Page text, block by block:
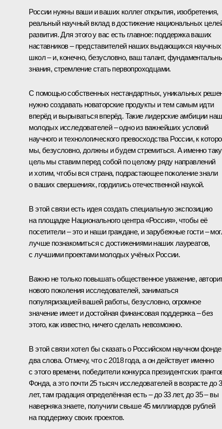
России нужны ваши и ваших коллег открытия, изобретения,
реальный научный вклад в достижение национальных
развития. Для этого у вас есть главное: поддержка ваших
наставников – представителей наших выдающихся научных
школ – и, конечно, безусловно, ваш талант,
знания, стремление стать первопроходцами.
С помощью собственных нестандартных, уникальных
нужно создавать новаторские продукты и тем самым идти
вперёд и вырываться вперёд. Такие лидерские амбиции
молодых исследователей – одно из важнейших условий
научного и технологического превосходства России, к
мы, безусловно, должны и будем стремиться. А именно
цель мы ставим перед собой по целому ряду направлений
и хотим, чтобы вся страна, подрастающее поколение знали
о ваших свершениях, гордились отечественной наукой.
В этой связи есть идея создать специальную экспозицию
на площадке Национального центра «Россия», чтобы её
посетители – это и наши граждане, и зарубежные гости –
лучше познакомиться с достижениями наших лауреатов,
с лучшими проектами молодых учёных России.
Важно не только повышать общественное уважение,
нового поколения исследователей, заниматься
популяризацией вашей работы, безусловно, огромное
значение имеет и достойная финансовая поддержка – без
этого, как известно, ничего сделать невозможно.
В этой связи хотел бы сказать о Российском научном фонде
два слова. Отмечу, что с 2018 года, а он действует именно
с этого времени, победители конкурса президентских
Фонда, а это почти 25 тысяч исследователей в возрасте до
лет, там градация определённая есть – до 33 лет, до 35 – вы
наверняка знаете, получили свыше 45 миллиардов рублей
на поддержку своих проектов.